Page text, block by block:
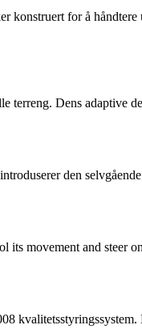
for å håndtere
Dens adaptive
den
movement and steer